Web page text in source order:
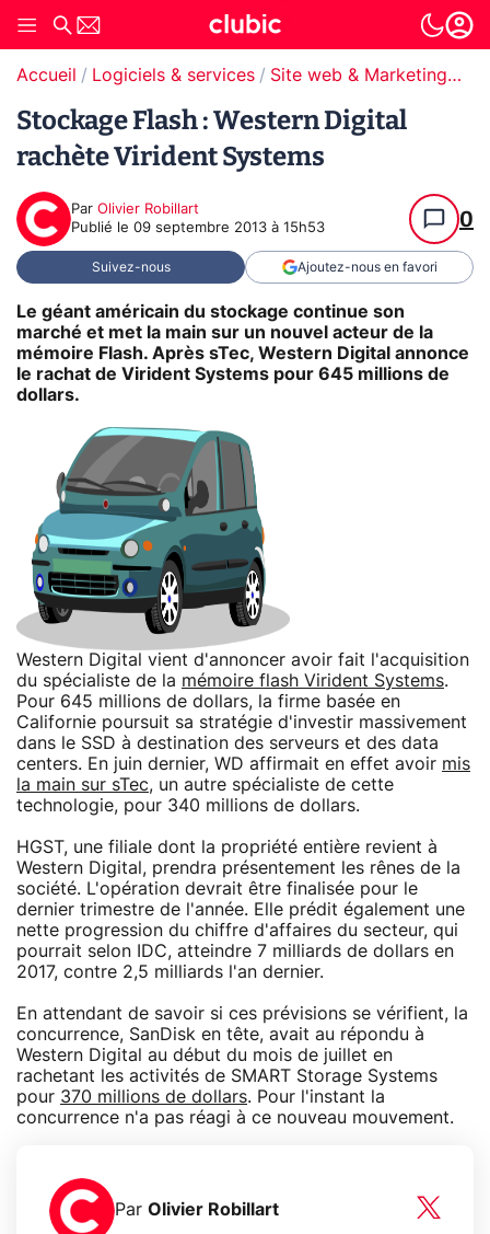
Accueil Logiciels & services Site web & Marketing Digital
Stockage Flash : Western Digital
rachète Virident Systems
Par Olivier Robillart
Publié le 09 septembre 2013 à 15h53 0
Suivez-nous Ajoutez-nous en favori
Le géant américain du stockage continue son
marché et met la main sur un nouvel acteur de la
mémoire Flash. Après sTec, Western Digital annonce
le rachat de Virident Systems pour 645 millions de
dollars.
Western Digital vient d'annoncer avoir fait l'acquisition
du spécialiste de la mémoire flash Virident Systems.
Pour 645 millions de dollars, la firme basée en
Californie poursuit sa stratégie d'investir massivement
dans le SSD à destination des serveurs et des data
centers. En juin dernier, WD affirmait en effet avoir mis
la main sur sTec, un autre spécialiste de cette
technologie, pour 340 millions de dollars.
HGST, une filiale dont la propriété entière revient à
Western Digital, prendra présentement les rênes de la
société. L'opération devrait être finalisée pour le
dernier trimestre de l'année. Elle prédit également une
nette progression du chiffre d'affaires du secteur, qui
pourrait selon IDC, atteindre 7 milliards de dollars en
2017, contre 2,5 milliards l'an dernier.
En attendant de savoir si ces prévisions se vérifient, la
concurrence, SanDisk en tête, avait au répondu à
Western Digital au début du mois de juillet en
rachetant les activités de SMART Storage Systems
pour 370 millions de dollars. Pour l'instant la
concurrence n'a pas réagi à ce nouveau mouvement.
Par Olivier Robillart